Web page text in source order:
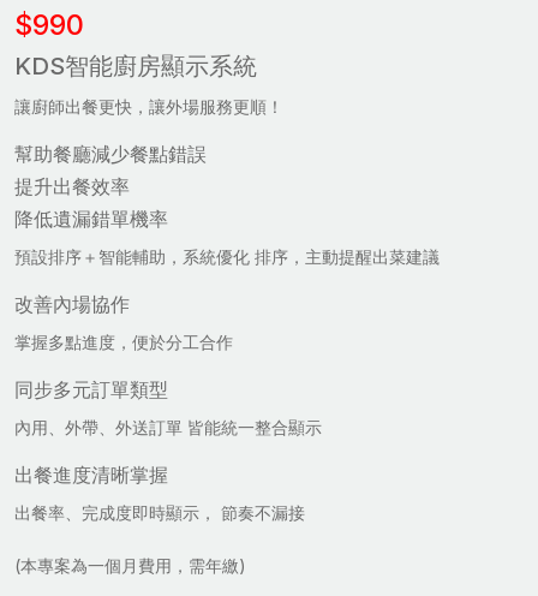
$990
KDS智能廚房顯示系統
讓廚師出餐更快，讓外場服務更順！
幫助餐廳減少餐點錯誤
提升出餐效率
降低遺漏錯單機率
預設排序＋智能輔助，系統優化 排序，主動提醒出菜建議
改善內場協作
掌握多點進度，便於分工合作
同步多元訂單類型
內用、外帶、外送訂單 皆能統一整合顯示
出餐進度清晰掌握
出餐率、完成度即時顯示， 節奏不漏接
(本專案為一個月費用，需年繳)